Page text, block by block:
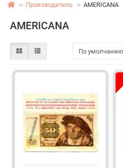
Производитель AMERICANA
AMERICANA